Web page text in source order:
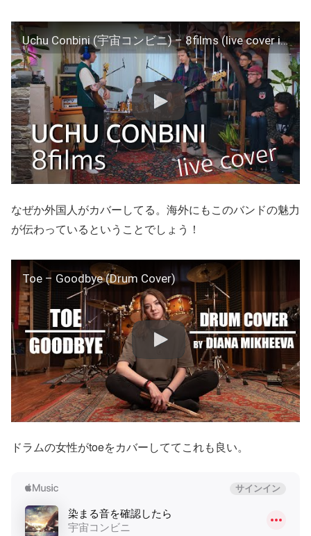
Uchu Conbini (宇宙コンビニ) – 8films (live cover in KOCMOC)
なぜか外国人がカバーしてる。海外にもこのバンドの魅力
が伝わっているということでしょう！
Toe – Goodbye (Drum Cover)
ドラムの女性がtoeをカバーしててこれも良い。